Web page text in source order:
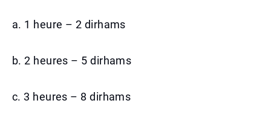
a. 1 heure – 2 dirhams
b. 2 heures – 5 dirhams
c. 3 heures – 8 dirhams